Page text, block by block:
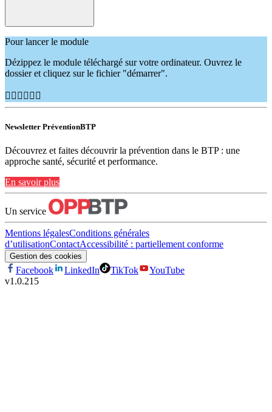
Pour lancer le module
Dézippez le module téléchargé sur votre ordinateur. Ouvrez le
dossier et cliquez sur le fichier "démarrer".
👷🏽‍♂️👷🏿‍♀️
Newsletter PréventionBTP
Découvrez et faites découvrir la prévention dans le BTP : une
approche santé, sécurité et performance.
En savoir plus
Un service
Mentions légalesConditions générales
d’utilisationContactAccessibilité : partiellement conforme
Gestion des cookies
Facebook LinkedIn TikTok
YouTube
v1.0.215